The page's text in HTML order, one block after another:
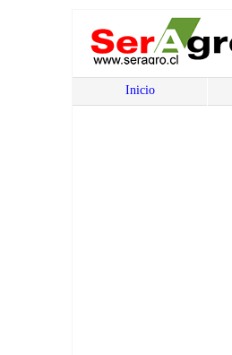
Inicio